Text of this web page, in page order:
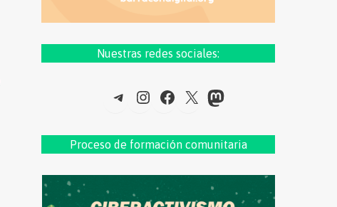
Nuestras redes sociales:
Telegram
Instagram
Facebook
X Mastodon
Proceso de formación comunitaria